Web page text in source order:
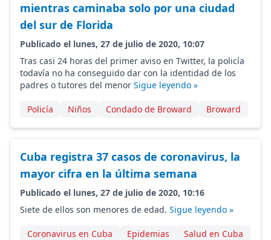
mientras caminaba solo por una ciudad
del sur de Florida
Publicado el lunes, 27 de julio de 2020, 10:07
Tras casi 24 horas del primer aviso en Twitter, la policía
todavía no ha conseguido dar con la identidad de los
padres o tutores del menor Sigue leyendo »
Policía Niños Condado de Broward Broward
Cuba registra 37 casos de coronavirus, la
mayor cifra en la última semana
Publicado el lunes, 27 de julio de 2020, 10:16
Siete de ellos son menores de edad. Sigue leyendo »
Coronavirus en Cuba Epidemias
Salud en Cuba